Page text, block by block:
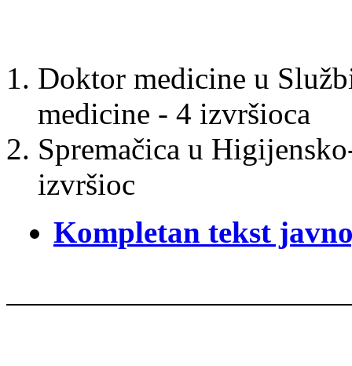
Doktor medicine u
medicine - 4 izvršioca
Spremačica u
izvršioc
Kompletan tekst